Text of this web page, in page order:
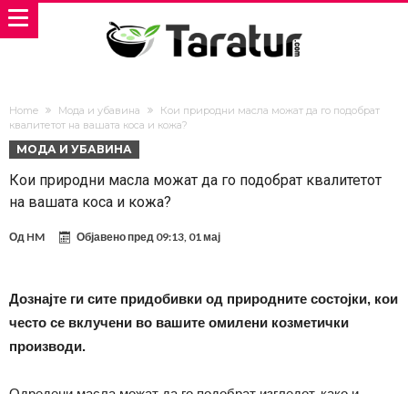
Home Мода и убавина
Кои природни масла можат да го подобрат
квалитетот на вашата коса и кожа?
МОДА И УБАВИНА
Кои природни масла можат да го подобрат квалитетот
на вашата коса и кожа?
Од HM Објавено пред 09:13, 01 мај
Дознајте ги сите придобивки од природните состојки, кои
често се вклучени во вашите омилени козметички
производи.